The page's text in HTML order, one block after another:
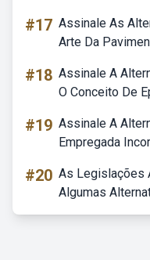
#17 Assinale As
Arte Da
#18 Assinale A
O Conceito De
#19 Assinale A
Empregada
#20 As Legislações
Algumas